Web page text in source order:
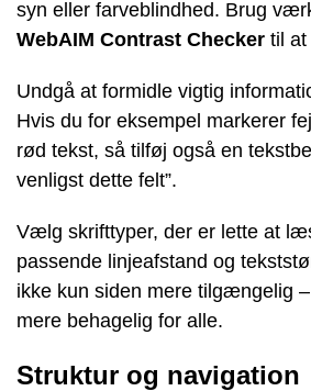
syn eller farveblindhed. Brug
WebAIM Contrast Checker til at
Undgå at formidle vigtig
Hvis du for eksempel markerer
rød tekst, så tilføj også en
venligst dette felt”.
Vælg skrifttyper, der er lette at
passende linjeafstand og
ikke kun siden mere tilgængelig
mere behagelig for alle.
Struktur og navigation